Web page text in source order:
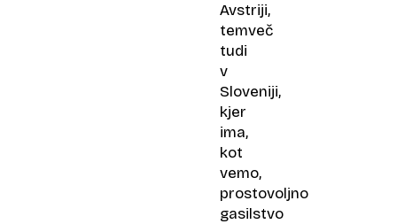
Avstriji,
temveč
tudi
v
Sloveniji,
kjer
ima,
kot
vemo,
prostovoljno
gasilstvo